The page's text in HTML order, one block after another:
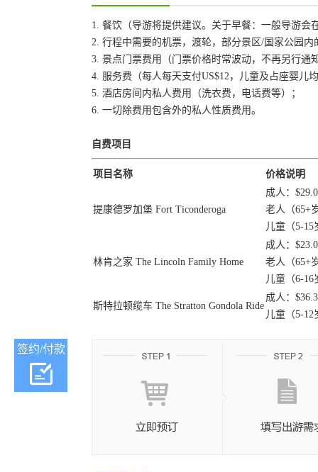
1. 餐饮（导游将提供建议。关于早餐：一般导游
2. 行程中需要的机票，渡轮，部分景区/国家公园内
3. 景点门票费用（门票价格时常波动，不再另行通
4. 服务费（每人每天支付US$12，儿童及占座婴儿
5. 酒店房间内私人费用（洗衣费，电话费等）；
6. 一切除费用包含外的私人性质费用。
自费项目
项目名称 价格说明
提康德罗加堡 Fort Ticonderoga
成人：
老人（65+
儿童（5-15
林肯之家 The Lincoln Family Home
成人：
老人（65+
儿童（6-16
斯特拉顿缆车 The Stratton Gondola Ride
成人：
儿童（5-12
签约/付款